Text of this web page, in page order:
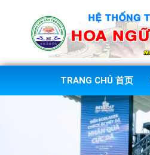
TRANG CHỦ 首页